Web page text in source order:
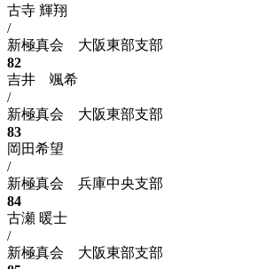
古寺 輝翔
/
新極真会 大阪東部支部
82
吉井 颯希
/
新極真会 大阪東部支部
83
岡田希望
/
新極真会 兵庫中央支部
84
古瀬 暖士
/
新極真会 大阪東部支部